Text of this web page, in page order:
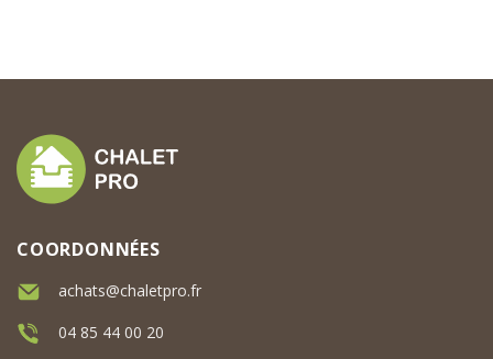
COORDONNÉES
achats@chaletpro.fr
04 85 44 00 20